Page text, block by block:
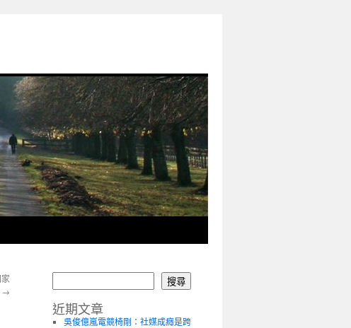
→
搜尋
近期文章
吳俊億嵐電競椅剛：社媒成癮是跨